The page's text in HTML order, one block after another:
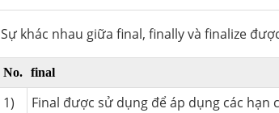
Sự khác nhau giữa final, finally và finalize
No. final
1)
Final được sử dụng để áp dụng các hạn